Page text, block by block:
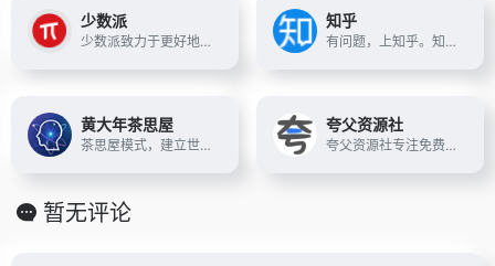
少数派
少数派致力于更好地运用数字产品或科学方法，帮助用户提升工作效率和生活品质
知乎
有问题，上知乎。知乎，可信赖的问答社区，以让每个人高效获得可信赖的解答为使命。
黄大年茶思屋
茶思屋模式，建立世界级、纯学术性的学术交流平台，粘结和吸引跨学科、跨院校、跨地区的全球人才，牵引公司前进。
夸父资源社
夸父资源社专注免费分享夸克网盘资源，优质电影、剧集、动漫、4K电影、4K电视剧、书籍资料、学习教程、音乐音频应有尽有，更多内容等待你来发掘
暂无评论